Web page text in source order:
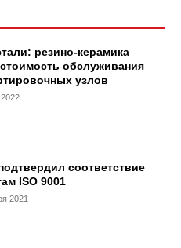
резино-керамика
обслуживания
узлов
соответствие
ISO 9001
2021